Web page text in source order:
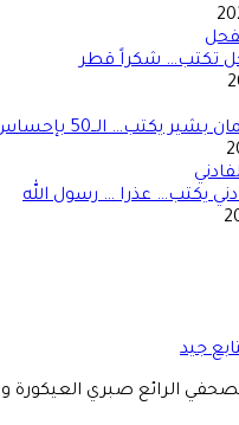
تكتب… شكراً قطر
يكتب… الــ50 بإحساس 30 !!
يكتب… عذرا … رسول الله
جيد
الرائع صبري العيكورة